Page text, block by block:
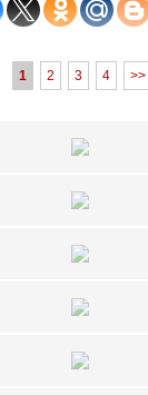
1 2 3 4
>>